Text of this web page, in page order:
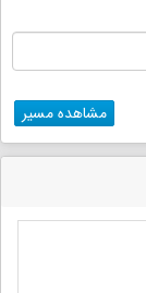
مشاهده مسیر